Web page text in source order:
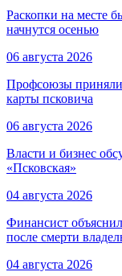
Раскопки на месте
начнутся осенью
06 августа 2026
Профсоюзы приняли
карты псковича
06 августа 2026
Власти и бизнес
«Псковская»
04 августа 2026
Финансист
после смерти
04 августа 2026